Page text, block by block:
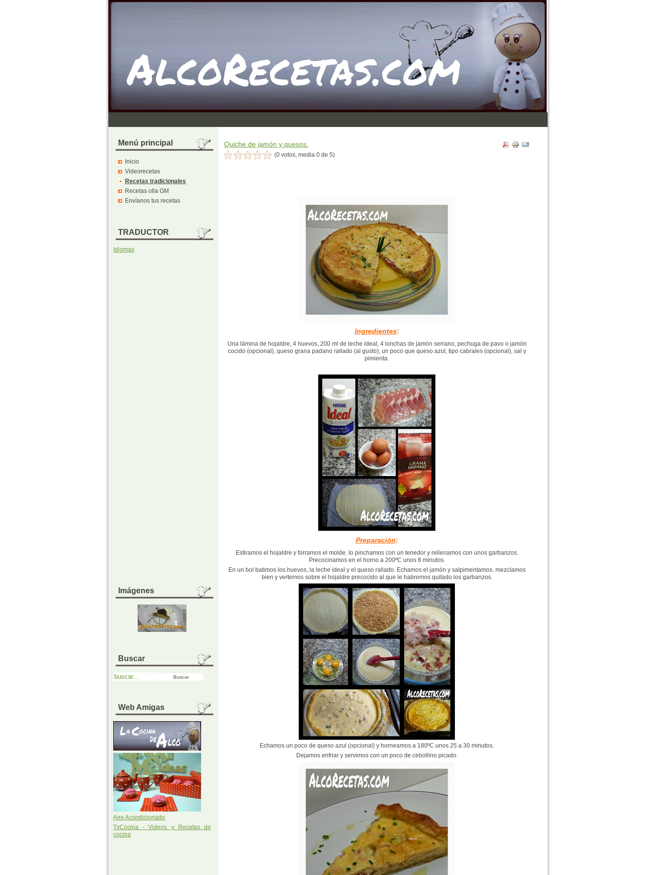
Menú principal
Inicio
Videorecetas
Recetas tradicionales
Recetas olla GM
Envíanos tus recetas
TRADUCTOR
Idiomas
Imágenes
Buscar
Web Amigas
Aire Acondicionado
TvCocina - Videos y Recetas de
cocina
Quiche de jamón y quesos.
(0 votos, media 0 de 5)
Ingredientes:
Una lámina de hojaldre, 4 huevos, 200 ml de leche ideal, 4 lonchas de jamón serrano, pechuga de pavo o jamón
cocido (opcional), queso grana padano rallado (al gusto), un poco que queso azul, tipo cabrales (opcional), sal y
pimienta.
Preparación:
Estiramos el hojaldre y forramos el molde. lo pinchamos con un tenedor y rellenamos con unos garbanzos.
Precocinamos en el horno a 200ºC unos 8 minutos.
En un bol batimos los huevos, la leche ideal y el queso rallado. Echamos el jamón y salpimentamos. mezclamos
bien y vertemos sobre el hojaldre precocido al que le habremos quitado los garbanzos.
Echamos un poco de queso azul (opcional) y horneamos a 180ºC unos 25 a 30 minutos.
Dejamos enfriar y servimos con un poco de cebollino picado.